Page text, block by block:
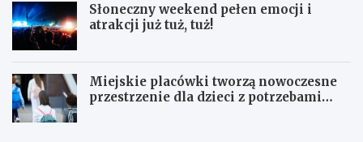
Słoneczny weekend pełen emocji i
atrakcji już tuż, tuż!
Miejskie placówki tworzą nowoczesne
przestrzenie dla dzieci z potrzebami
S
U